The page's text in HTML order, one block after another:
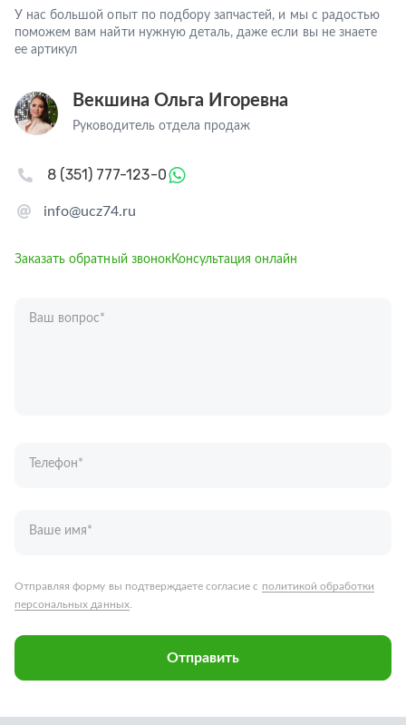
У нас большой опыт по подбору запчастей, и мы с радостью
поможем вам найти нужную деталь, даже если вы не знаете
ее артикул
Векшина Ольга Игоревна
Руководитель отдела продаж
info@ucz74.ru
8 (351) 777-123-0
Заказать обратный звонокКонсультация онлайн
Ваш вопрос*
Запчасти для грузовых автомобилей
Каталог запчастей
Спецпредложения